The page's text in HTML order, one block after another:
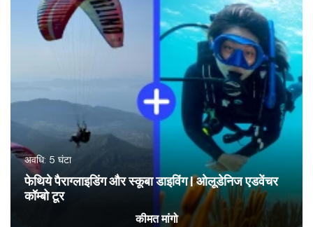
अवधि: 5 घंटा
फेथिये पैराग्लाइडिंग और स्कूबा डाइविंग | ओलूडेनिज एडवेंचर
कॉम्बो टूर
कीमत मांगो